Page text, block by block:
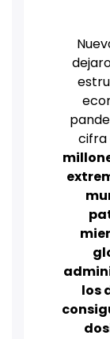
cifra
los